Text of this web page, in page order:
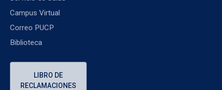
Campus Virtual
Correo PUCP
Biblioteca
LIBRO DE
RECLAMACIONES